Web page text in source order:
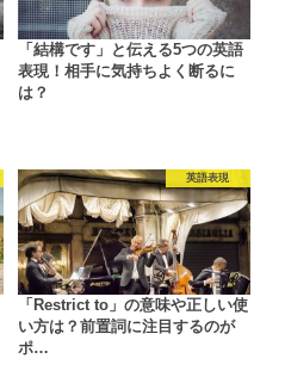
「結構です」と伝える5つの英語
表現！相手に気持ちよく断るに
は？
英語表現
「Restrict to」の意味や正しい使
い方は？前置詞に注目するのが
ポ…